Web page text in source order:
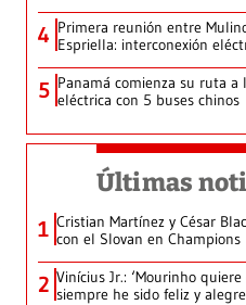
4 Primera reunión entre
Espriella: interconexión
5 Panamá comienza su ruta a
eléctrica con 5 buses chinos
Últimas
1 Cristian Martínez y César
con el Slovan en Champions
2 Vinícius Jr.: ‘Mourinho
siempre he sido feliz y